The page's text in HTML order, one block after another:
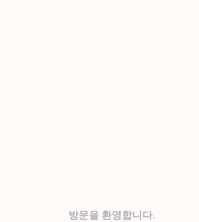
방문을 환영합니다.